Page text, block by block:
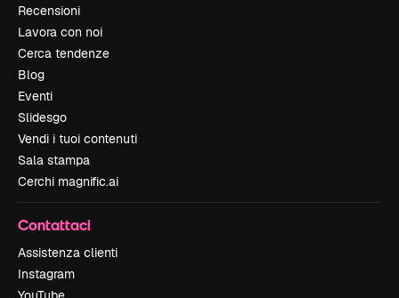
Recensioni
Lavora con noi
Cerca tendenze
Blog
Eventi
Slidesgo
Vendi i tuoi contenuti
Sala stampa
Cerchi magnific.ai
Contattaci
Assistenza clienti
Instagram